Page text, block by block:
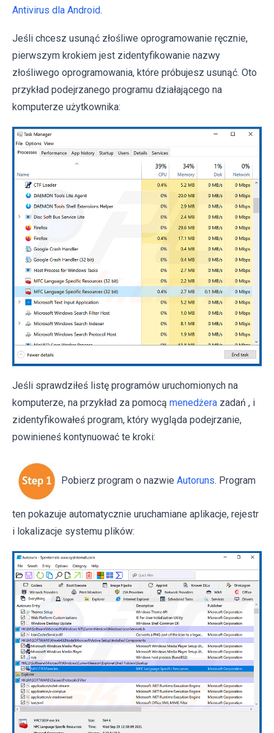
Antivirus dla Android.
Jeśli chcesz usunąć złośliwe oprogramowanie ręcznie,
pierwszym krokiem jest zidentyfikowanie nazwy
złośliwego oprogramowania, które próbujesz usunąć. Oto
przykład podejrzanego programu działającego na
komputerze użytkownika:
Jeśli sprawdziłeś listę programów uruchomionych na
komputerze, na przykład za pomocą menedżera zadań , i
zidentyfikowałeś program, który wygląda podejrzanie,
powinieneś kontynuować te kroki:
Pobierz program o nazwie Autoruns. Program
ten pokazuje automatycznie uruchamiane aplikacje, rejestr
i lokalizacje systemu plików: